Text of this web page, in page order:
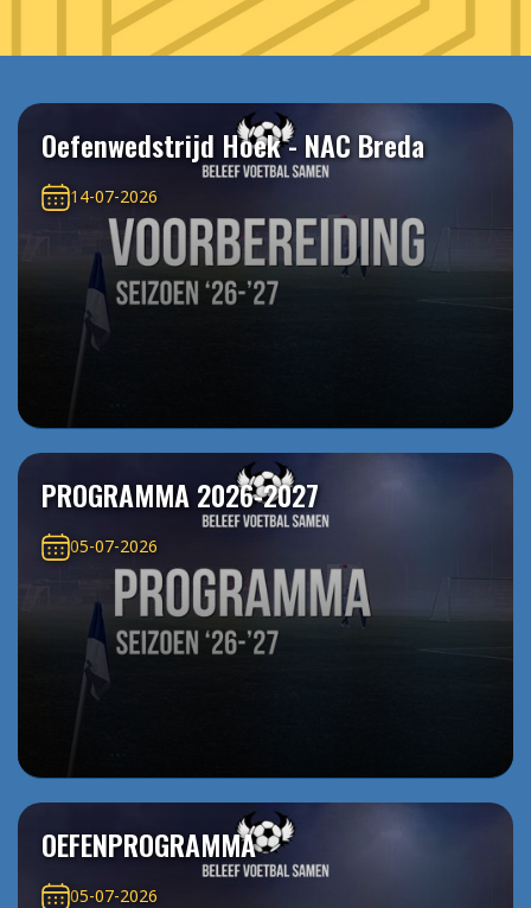
Oefenwedstrijd Hoek - NAC Breda
14-07-2026
PROGRAMMA 2026-2027
05-07-2026
OEFENPROGRAMMA
05-07-2026